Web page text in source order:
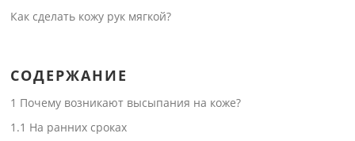
Как сделать кожу рук мягкой?
СОДЕРЖАНИЕ
1 Почему возникают высыпания на коже?
1.1 На ранних сроках